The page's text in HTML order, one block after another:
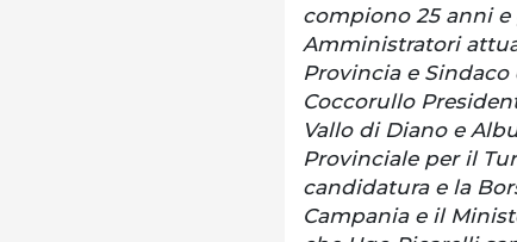
compiono 25 anni
Amministratori
Provincia e
Coccorullo
Vallo di Diano e
Provinciale per il
candidatura e la
Campania e il